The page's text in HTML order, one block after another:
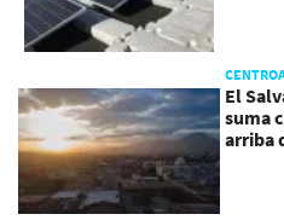
El
suma
arriba